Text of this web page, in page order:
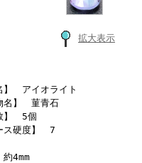
拡大表示
】 アイオライト
名】 菫青石
】 5個
ス硬度】 7
4mm